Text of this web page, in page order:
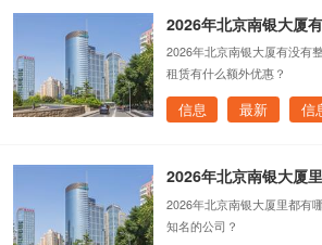
2026年北京南银大厦有没有
租赁有什么额外优惠？
信息 最新 信
2026年北京南银大厦里都有
知名的公司？